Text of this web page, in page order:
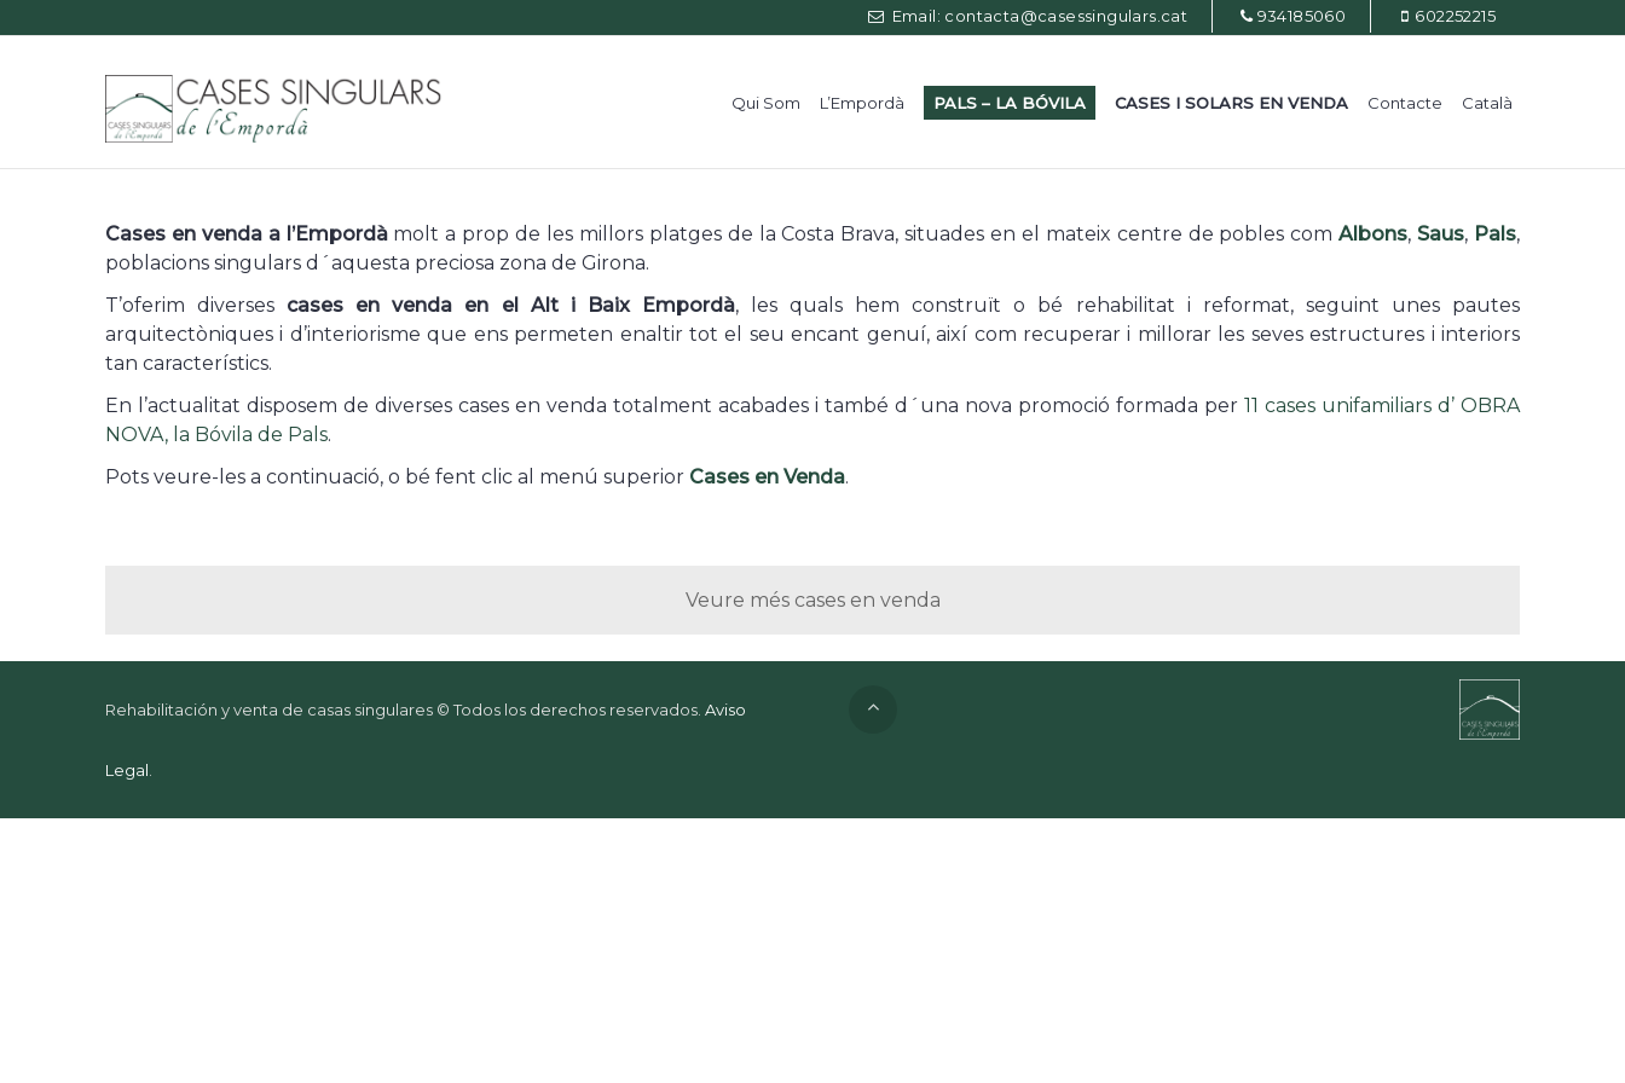
Email: contacta@casessingulars.cat 934185060 602252215
Cases
Singulars
de
l'Empordà
Qui Som L’Empordà PALS – LA BÓVILA CASES I SOLARS EN VENDA Contacte Català
Cases en venda a l’Empordàmolt a prop de les millors platges de la Costa Brava, situades en el mateix centre de pobles comAlbons,Saus, Pals,
poblacions singulars d´aquesta preciosa zona de Girona.
T’oferim diverses cases en venda en el Alt i Baix Empordà, les quals hem construït o bé rehabilitat i reformat, seguint unes pautes
arquitectòniques i d’interiorisme que ens permeten enaltir tot el seu encant genuí, així com recuperar i millorar les seves estructures i interiors
tan característics.
En l’actualitat disposem de diverses cases en venda totalment acabades i també d´una nova promoció formada per 11 cases unifamiliars d’ OBRA
NOVA, la Bóvila de Pals.
Pots veure-les a continuació, o bé fent clic al menú superior Cases en Venda.
Veure més cases en venda
Rehabilitación y venta de casas singulares © Todos los derechos reservados. Aviso
Legal